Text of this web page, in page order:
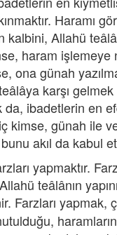
Haramı
kalbini, Allahü
haram işlemeye
ona günah
karşı
da, ibadetlerin en
kimse, günah ile
akıl da kabul
yapmaktır.
teâlânın
Farzları yapmak,
haramların